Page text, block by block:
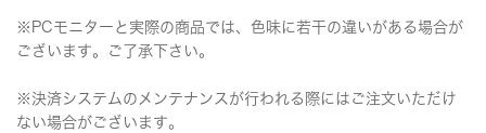
※PCモニターと実際の商品では、色味に若干の違いがある場合が
ございます。ご了承下さい。
※決済システムのメンテナンスが行われる際にはご注文いただけ
ない場合がございます。